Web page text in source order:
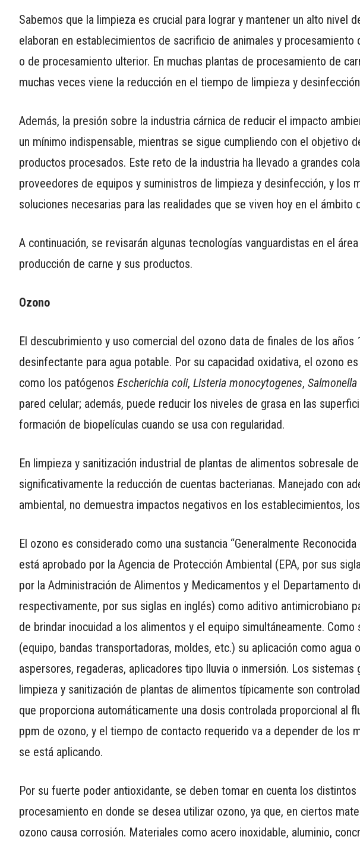
AYUDA
TÉRMINOS
Y
PRIVACIDAD
MAPA
SITIO
APP
PARA
Sabemos que la limpieza es crucial para lograr y mantener un alto nivel
elaboran en establecimientos de sacrificio de animales y
o de procesamiento ulterior. En muchas plantas de procesamiento de
muchas veces viene la reducción en el tiempo de limpieza y
Además, la presión sobre la industria cárnica de reducir el impacto
un mínimo indispensable, mientras se sigue cumpliendo con el objetivo
productos procesados. Este reto de la industria ha llevado a grandes
proveedores de equipos y suministros de limpieza y desinfección, y los
soluciones necesarias para las realidades que se viven hoy en el
A continuación, se revisarán algunas tecnologías vanguardistas en el
producción de carne y sus productos.
Ozono
El descubrimiento y uso comercial del ozono data de finales de los
desinfectante para agua potable. Por su capacidad oxidativa, el ozono
como los patógenos Escherichia coli, Listeria monocytogenes,
pared celular; además, puede reducir los niveles de grasa en las
formación de biopelículas cuando se usa con regularidad.
En limpieza y sanitización industrial de plantas de alimentos sobresale
significativamente la reducción de cuentas bacterianas. Manejado con
ambiental, no demuestra impactos negativos en los establecimientos,
El ozono es considerado como una sustancia “Generalmente
está aprobado por la Agencia de Protección Ambiental (EPA, por sus
por la Administración de Alimentos y Medicamentos y el Departamento
respectivamente, por sus siglas en inglés) como aditivo antimicrobiano
de brindar inocuidad a los alimentos y el equipo simultáneamente.
(equipo, bandas transportadoras, moldes, etc.) su aplicación como
aspersores, regaderas, aplicadores tipo lluvia o inmersión. Los
limpieza y sanitización de plantas de alimentos típicamente son
que proporciona automáticamente una dosis controlada proporcional al
ppm de ozono, y el tiempo de contacto requerido va a depender de los
se está aplicando.
Por su fuerte poder antioxidante, se deben tomar en cuenta los
procesamiento en donde se desea utilizar ozono, ya que, en ciertos
ozono causa corrosión. Materiales como acero inoxidable, aluminio,